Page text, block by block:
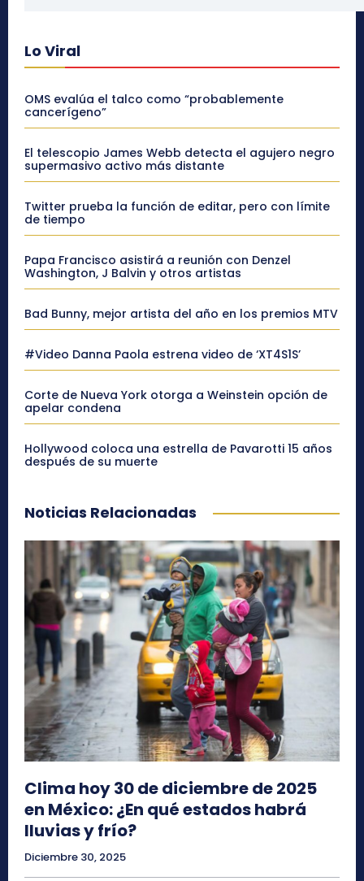
Lo Viral
OMS evalúa el talco como “probablemente
cancerígeno”
El telescopio James Webb detecta el agujero negro
supermasivo activo más distante
Twitter prueba la función de editar, pero con límite
de tiempo
Papa Francisco asistirá a reunión con Denzel
Washington, J Balvin y otros artistas
Bad Bunny, mejor artista del año en los premios MTV
#Video Danna Paola estrena video de ‘XT4S1S’
Corte de Nueva York otorga a Weinstein opción de
apelar condena
Hollywood coloca una estrella de Pavarotti 15 años
después de su muerte
Noticias Relacionadas
Clima hoy 30 de diciembre de 2025
en México: ¿En qué estados habrá
lluvias y frío?
Diciembre 30, 2025